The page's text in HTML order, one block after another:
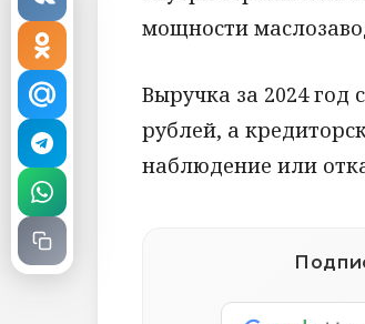
мощности
Выручка за 2024 год
рублей, а
наблюдение или